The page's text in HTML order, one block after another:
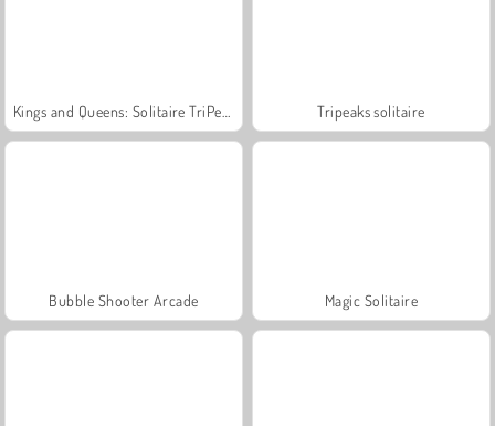
Tripeaks solitaire
Bubble Shooter Arcade Magic Solitaire